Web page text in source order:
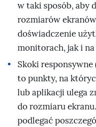
w taki sposób, aby
rozmiarów
doświadczenie
monitorach, jak i
Skoki
to punkty, na
lub aplikacji ulega
do rozmiaru
podlegać